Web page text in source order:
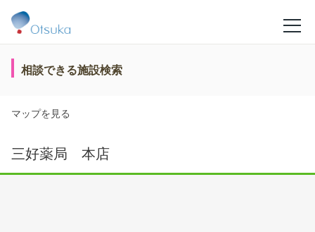
相談できる施設検索
マップを見る
三好薬局 本店